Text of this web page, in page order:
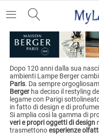
Dopo 120 anni dalla sua
ambienti Lampe Berger
Paris. Da sempre
Berger ha deciso il restyling
legame con Parigi
in fatto di design e di
Si amplia così la gamma di
veri e propri oggetti di design
trasmettonoesperienze